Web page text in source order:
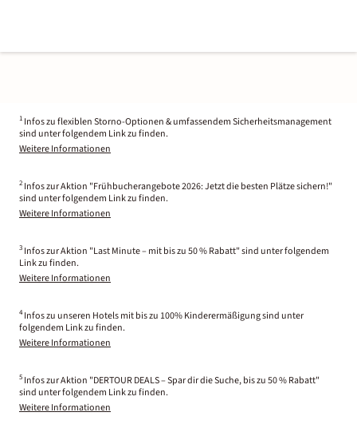
1 Infos zu flexiblen Storno-Optionen & umfassendem Sicherheitsmanagement
sind unter folgendem Link zu finden.
Weitere Informationen
2 Infos zur Aktion "Frühbucherangebote 2026: Jetzt die besten Plätze sichern!"
sind unter folgendem Link zu finden.
Weitere Informationen
3 Infos zur Aktion "Last Minute – mit bis zu 50 % Rabatt" sind unter folgendem
Link zu finden.
Weitere Informationen
4 Infos zu unseren Hotels mit bis zu 100% Kinderermäßigung sind unter
folgendem Link zu finden.
Weitere Informationen
5 Infos zur Aktion "DERTOUR DEALS – Spar dir die Suche, bis zu 50 % Rabatt"
sind unter folgendem Link zu finden.
Weitere Informationen